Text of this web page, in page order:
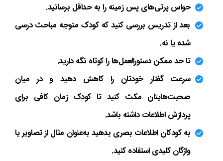
حواس پرتی‌های پس زمینه را به حداقل برسانید.
بعد از تدریس بررسی کنید که کودک متوجه مباحث درسی
شده یا نه.
تا حد ممکن دستورالعمل‌ها را کوتاه نگه دارید.
سرعت گفتار خودتان را کاهش دهید و در میان
صحبت‌هایتان مکث کنید تا کودک زمان کافی برای
پردازش اطلاعات داشته باشد.
به کودکان اطلاعات بصری بدهید به‌عنوان مثال از تصاویر یا
واژگان کلیدی استفاده کنید.